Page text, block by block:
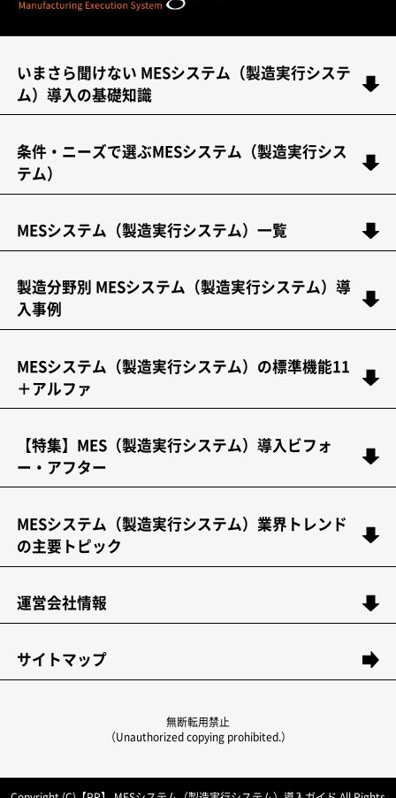
いまさら聞けない MESシステム（製造実行システ
ム）導入の基礎知識
条件・ニーズで選ぶMESシステム（製造実行シス
テム）
MESシステム（製造実行システム）一覧
製造分野別 MESシステム（製造実行システム）導
入事例
MESシステム（製造実行システム）の標準機能11
＋アルファ
【特集】MES（製造実行システム）導入ビフォ
ー・アフター
MESシステム（製造実行システム）業界トレンド
の主要トピック
運営会社情報
サイトマップ
無断転用禁止
（Unauthorized copying prohibited.）